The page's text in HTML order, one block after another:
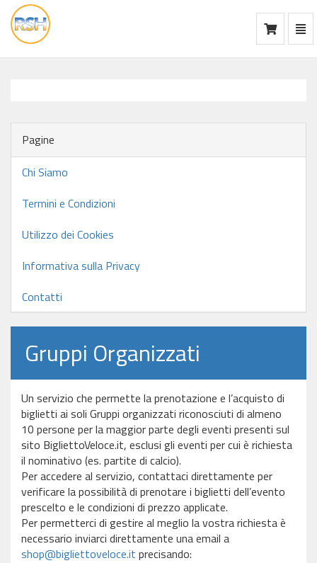
vai
alla
Pagine
Chi Siamo
Termini e Condizioni
Utilizzo dei Cookies
Informativa sulla Privacy
Contatti
Gruppi Organizzati
Un servizio che permette la prenotazione e l’acquisto di
biglietti ai soli Gruppi organizzati riconosciuti di almeno
10 persone per la maggior parte degli eventi presenti sul
sito BigliettoVeloce.it, esclusi gli eventi per cui è richiesta
il nominativo (es. partite di calcio).
Per accedere al servizio, contattaci direttamente per
verificare la possibilità di prenotare i biglietti dell’evento
prescelto e le condizioni di prezzo applicate.
Per permetterci di gestire al meglio la vostra richiesta è
necessario inviarci direttamente una email a
shop@bigliettoveloce.it precisando: